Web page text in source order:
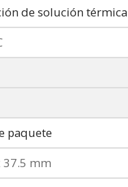
de solución térmica
paquete
37.5 mm